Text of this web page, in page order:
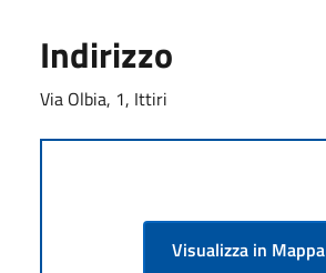
Indirizzo
Via Olbia, 1, Ittiri
Visualizza in Mappa